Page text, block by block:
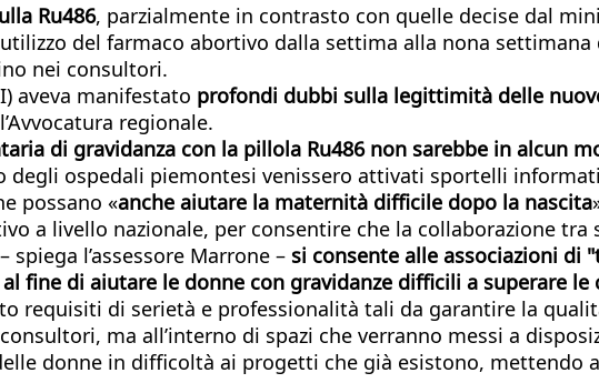
Ru486, parzialmente in contrasto con quelle decise dal
del farmaco abortivo dalla settima alla nona
nei consultori.
aveva manifestato profondi dubbi sulla legittimità delle
regionale.
di gravidanza con la pillola Ru486 non sarebbe in alcun
degli ospedali piemontesi venissero attivati sportelli
possano «anche aiutare la maternità difficile dopo la nascita
a livello nazionale, per consentire che la collaborazione tra
l’assessore Marrone – si consente alle associazioni di
fine di aiutare le donne con gravidanze difficili a superare
requisiti di serietà e professionalità tali da garantire la
ma all’interno di spazi che verranno messi a
donne in difficoltà ai progetti che già esistono, mettendo